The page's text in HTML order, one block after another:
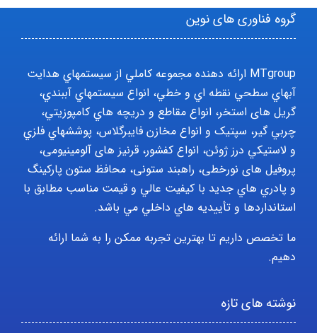
گروه فناوری های نوین
MTgroup ارائه دهنده مجموعه کاملي از سيستمهاي هدايت
آبهاي سطحي نقطه اي و خطي، انواع سيستمهاي آببندي،
گریل های استخر، انواع مقاطع و دريچه هاي کامپوزيتي،
چربي گير، سپتيک و انواع مخازن فايبرگلاس، پوششهاي فلزي
و لاستيکي درز ژوئن، انواع کفشور، قرنیز های آلومینیومی،
پروفیل های نورخطی، راهبند ستونی، محافظ ستون پارکينگ
و پادري هاي جديد با کيفيت عالي و قيمت مناسب مطابق با
استانداردها و تأييديه هاي داخلي مي باشد.
ما تخصص داریم تا بهترین تجربه ممکن را به شما ارائه
دهیم.
نوشته های تازه